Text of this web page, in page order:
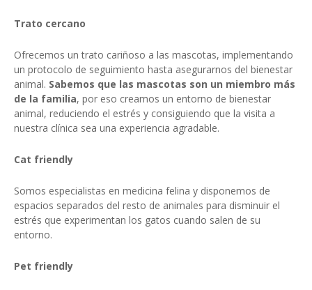
Trato cercano
Ofrecemos un trato cariñoso a las mascotas, implementando
un protocolo de seguimiento hasta asegurarnos del bienestar
animal. Sabemos que las mascotas son un miembro más
de la familia, por eso creamos un entorno de bienestar
animal, reduciendo el estrés y consiguiendo que la visita a
nuestra clínica sea una experiencia agradable.
Cat friendly
Somos especialistas en medicina felina y disponemos de
espacios separados del resto de animales para disminuir el
estrés que experimentan los gatos cuando salen de su
entorno.
Pet friendly